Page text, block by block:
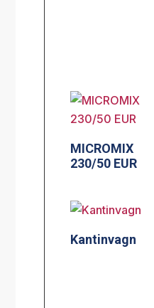
MICROMIX
230/50 EUR
Kantinvagn